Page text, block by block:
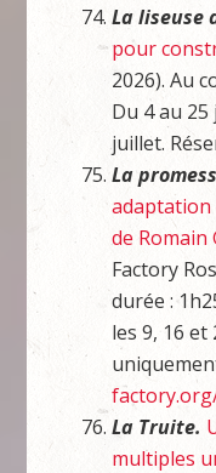
La liseuse
pour
2026). Au
Du 4 au
juillet.
La
de Romain
Factory
durée :
les 9, 16
La Truite.
multiples